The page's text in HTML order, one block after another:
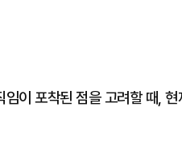
이 포착된 점을 고려할 때,